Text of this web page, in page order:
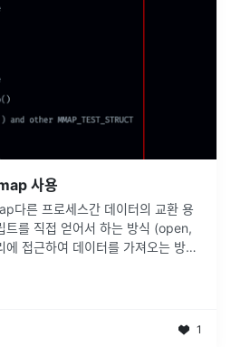
사용
른 프로세스간 데이터의 교환 용
트를 직접 얻어서 하는 방식 (open,
접근하여 데이터를 가져오는 방식
1